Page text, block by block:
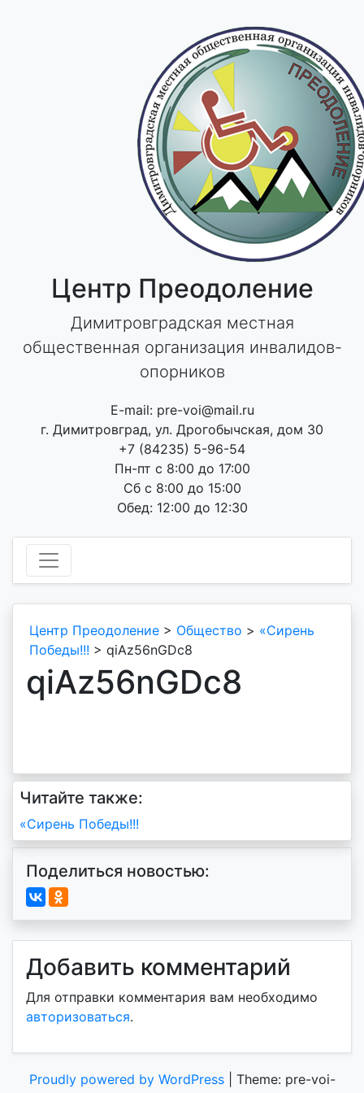
Центр Преодоление
Димитровградская местная
общественная организация инвалидов-
опорников
E-mail: pre-voi@mail.ru
г. Димитровград, ул. Дрогобычская, дом 30
+7 (84235) 5-96-54
Пн-пт с 8:00 до 17:00
Сб с 8:00 до 15:00
Обед: 12:00 до 12:30
Центр Преодоление > Общество > «Сирень
Победы!!! > qiAz56nGDc8
qiAz56nGDc8
Читайте также:
Навигация
по
записям
«Сирень Победы!!!
Поделиться новостью:
Добавить комментарий
Для отправки комментария вам необходимо
авторизоваться.
Proudly powered by WordPress
Theme: pre-voi-